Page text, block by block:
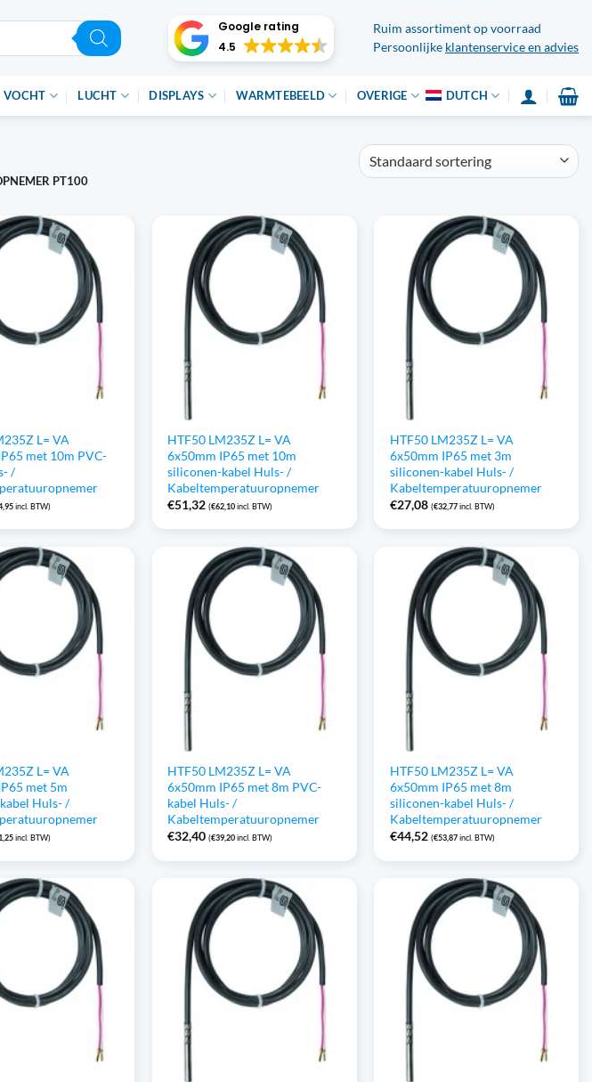
Google rating
4.5
Ruim assortiment op voorraad
Persoonlijke klantenservice en advies
VOCHT LUCHT DISPLAYS WARMTEBEELD OVERIGE DUTCH
PT100
L= VA
met 10m PVC-
/
incl. BTW)
HTF50 LM235Z L= VA
6x50mm IP65 met 10m
siliconen-kabel Huls- /
Kabeltemperatuuropnemer
€51,32 (€62,10incl. BTW)
HTF50 LM235Z L= VA
6x50mm IP65 met 3m
siliconen-kabel Huls- /
Kabeltemperatuuropnemer
€27,08 (€32,77incl. BTW)
L= VA
met 5m
Huls- /
incl. BTW)
HTF50 LM235Z L= VA
6x50mm IP65 met 8m PVC-
kabel Huls- /
Kabeltemperatuuropnemer
€32,40 (€39,20incl. BTW)
HTF50 LM235Z L= VA
6x50mm IP65 met 8m
siliconen-kabel Huls- /
Kabeltemperatuuropnemer
€44,52 (€53,87incl. BTW)